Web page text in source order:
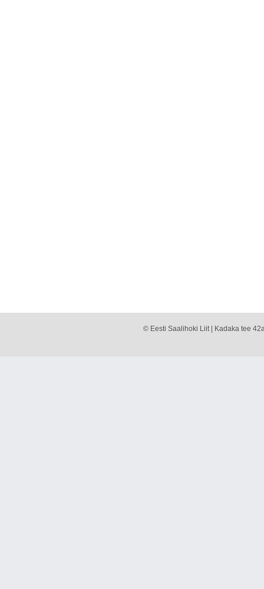
© Eesti Saalihoki Liit | Kadaka tee